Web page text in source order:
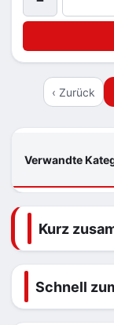
Verwandte
‹ Zurück
Kurz
Schnell